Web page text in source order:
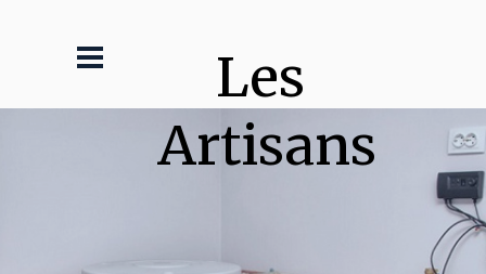
Les
Artisans